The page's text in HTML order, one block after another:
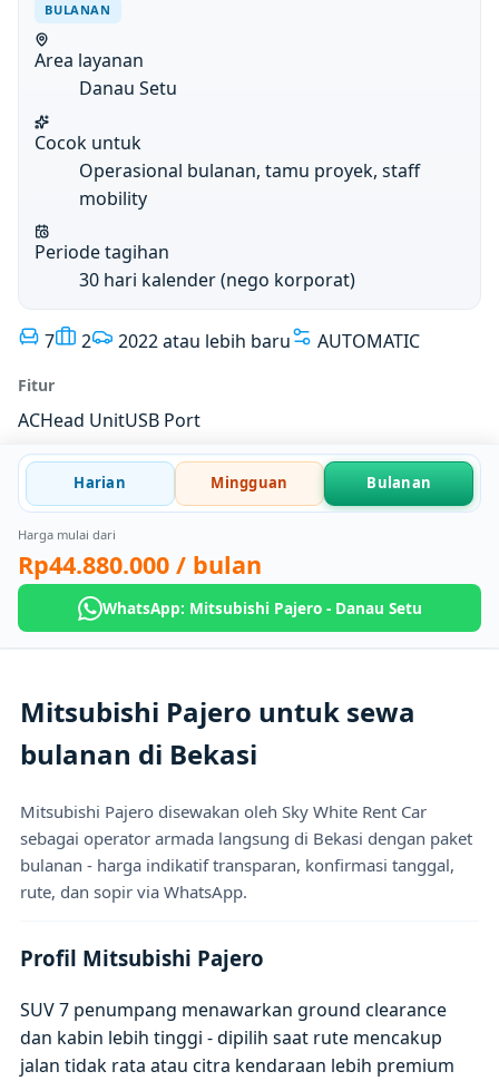
BULANAN
Area layanan
Danau Setu
Cocok untuk
Operasional bulanan, tamu proyek, staff
mobility
Periode tagihan
30 hari kalender (nego korporat)
7 2 2022 atau lebih baru AUTOMATIC
Fitur
ACHead UnitUSB Port
Harian Mingguan Bulanan
Harga mulai dari
Rp44.880.000 / bulan
WhatsApp: Mitsubishi Pajero - Danau Setu
Mitsubishi Pajero untuk sewa
bulanan di Bekasi
Mitsubishi Pajero disewakan oleh Sky White Rent Car
sebagai operator armada langsung di Bekasi dengan paket
bulanan - harga indikatif transparan, konfirmasi tanggal,
rute, dan sopir via WhatsApp.
Profil Mitsubishi Pajero
SUV 7 penumpang menawarkan ground clearance
dan kabin lebih tinggi - dipilih saat rute mencakup
jalan tidak rata atau citra kendaraan lebih premium